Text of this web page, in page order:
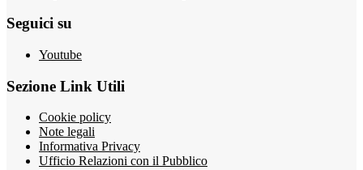
Seguici su
Youtube
Sezione Link Utili
Cookie policy
Note legali
Informativa Privacy
Ufficio Relazioni con il Pubblico